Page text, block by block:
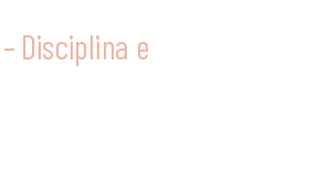
– Disciplina e